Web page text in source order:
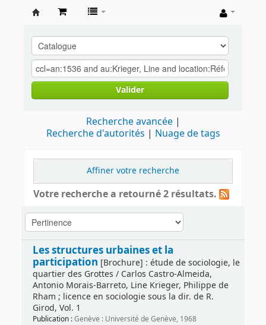
contestataires
Valider
Recherche avancée
Recherche d'autorités
Nuage de tags
Affiner votre recherche
Votre recherche a retourné 2 résultats.
Les structures urbaines et la
participation [Brochure] : étude de sociologie, le
quartier des Grottes / Carlos Castro-Almeida,
Antonio Morais-Barreto, Line Krieger, Philippe de
Rham ; licence en sociologie sous la dir. de R.
Girod, Vol. 1
Publication :Genève : Université de Genève, 1968